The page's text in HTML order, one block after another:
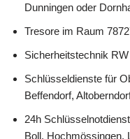
Dunningen oder
Tresore im Raum
Sicherheitstechnik RW
Schlüsseldienste für
Beffendorf,
24h
Boll, Hochmössingen,